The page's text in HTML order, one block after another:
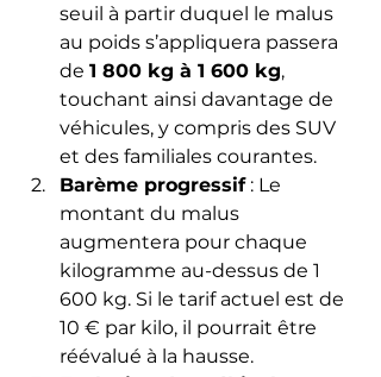
seuil à partir duquel le malus
au poids s’appliquera passera
de 1 800 kg à 1 600 kg,
touchant ainsi davantage de
véhicules, y compris des SUV
et des familiales courantes.
Barème progressif : Le
montant du malus
augmentera pour chaque
kilogramme au-dessus de 1
600 kg. Si le tarif actuel est de
10 € par kilo, il pourrait être
réévalué à la hausse.